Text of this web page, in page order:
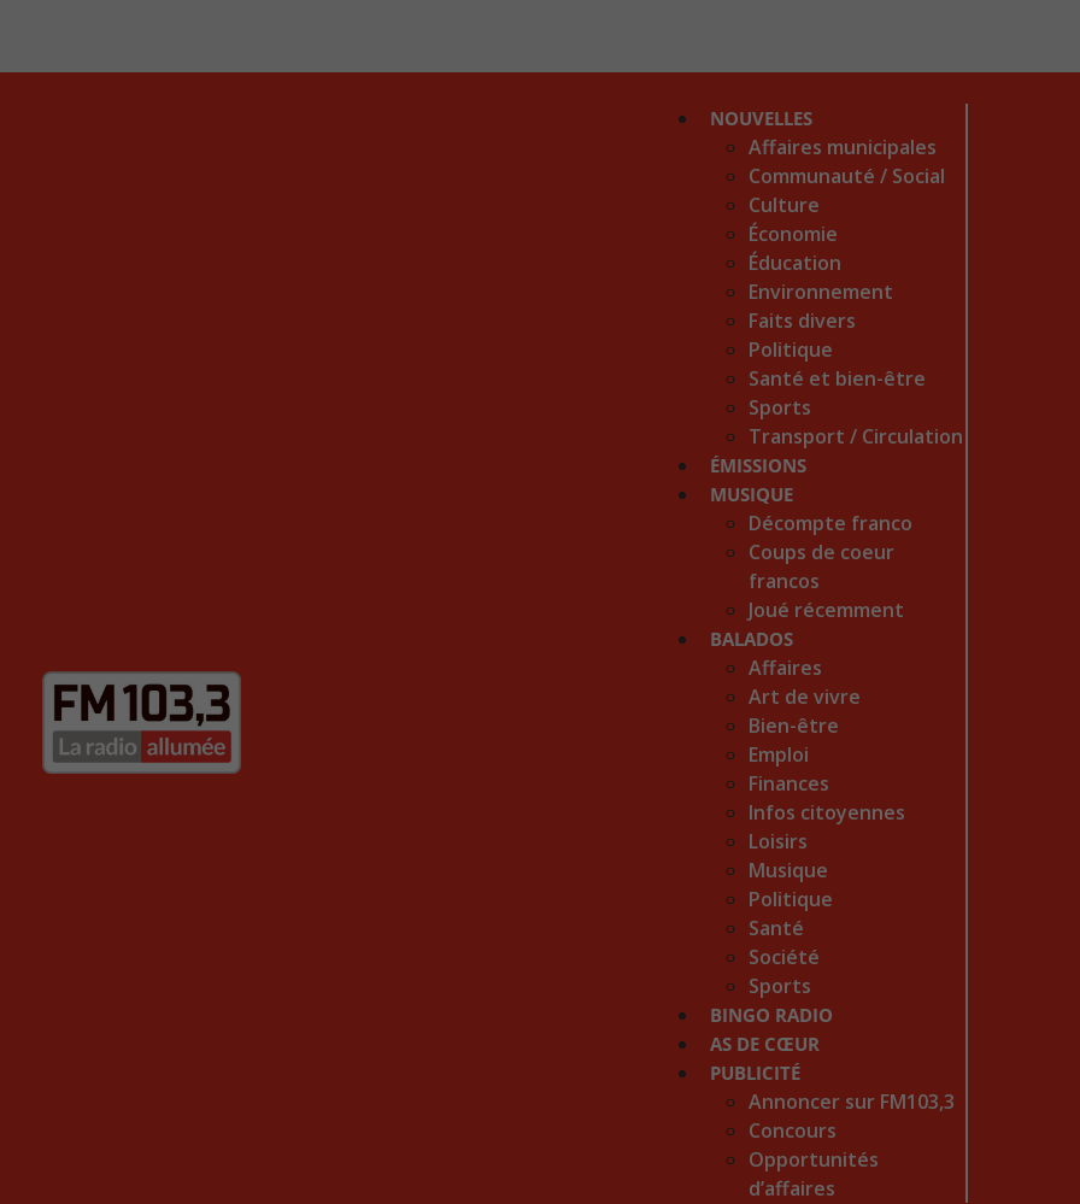
NOUVELLES
Affaires municipales
Communauté / Social
Culture
Économie
Éducation
Environnement
Faits divers
Politique
Santé et bien-être
Sports
Transport / Circulation
ÉMISSIONS
MUSIQUE
Décompte franco
Coups de coeur
francos
Joué récemment
BALADOS
Affaires
Art de vivre
Bien-être
Emploi
Finances
Infos citoyennes
Loisirs
Musique
Politique
Santé
Société
Sports
BINGO RADIO
AS DE CŒUR
PUBLICITÉ
Annoncer sur FM103,3
Concours
Opportunités
d’affaires